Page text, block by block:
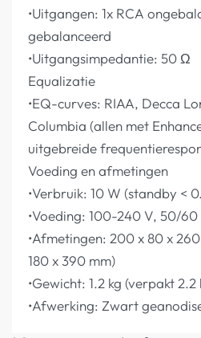
•Uitgangen: 1x RCA
gebalanceerd
•Uitgangsimpedantie: 50 Ω
Equalizatie
•EQ-curves: RIAA, Decca
Columbia (allen met
uitgebreide
Voeding en afmetingen
•Verbruik: 10 W (standby <
•Voeding: 100-240 V, 50/60
•Afmetingen: 200 x 80 x
180 x 390 mm)
•Gewicht: 1.2 kg (verpakt 2.2
•Afwerking: Zwart